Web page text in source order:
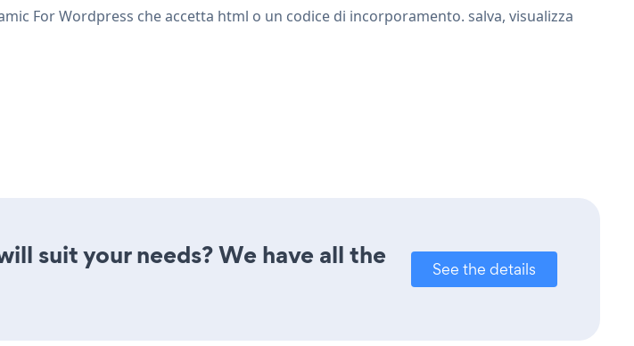
For Wordpress che accetta html o un codice di incorporamento. salva, visualizza
suit your needs? We have all the
See the details